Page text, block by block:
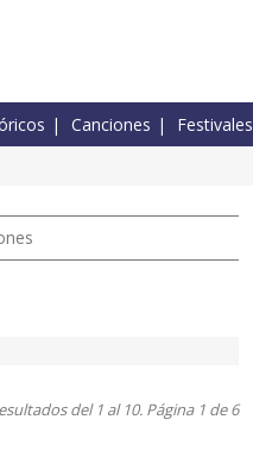
Canciones Festivales
del 1 al 10. Página 1 de 6